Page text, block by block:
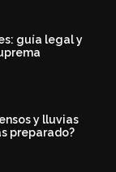
guía legal y
y lluvias
preparado?